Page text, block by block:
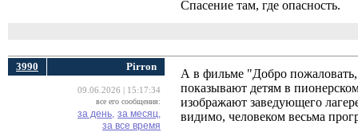
Спасение там, где опасность.
3990 Pirron
09.06.2026 | 15:17:34
все его сообщения:
за день, за месяц,
за все время
А в фильме "Добро
показывают детям в
изображают заведующего
видимо, человеком весьма